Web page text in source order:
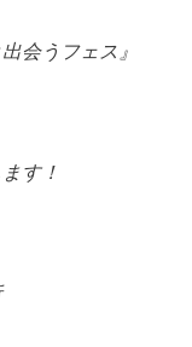
会うフェス』
す！